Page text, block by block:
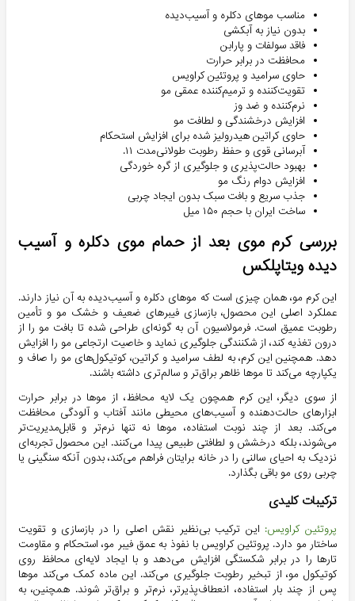
مناسب موهای دکلره و آسیب‌دیده
بدون نیاز به آبکشی
فاقد سولفات و پارابن
محافظت در برابر حرارت
حاوی سرامید و پروتئین کراویس
تقویت‌کننده و ترمیم‌کننده عمقی مو
نرم‌کننده و ضد وز
افزایش درخشندگی و لطافت مو
حاوی کراتین هیدرولیز شده برای افزایش استحکام
آبرسانی قوی و حفظ رطوبت طولانی‌مدت ۱۱.
بهبود حالت‌پذیری و جلوگیری از گره خوردگی
افزایش دوام رنگ مو
جذب سریع و بافت سبک بدون ایجاد چربی
ساخت ایران با حجم ۱۵۰ میل
بررسی کرم موی بعد از حمام موی دکلره و آسیب
دیده ویتاپلکس
این کرم مو، همان چیزی است که موهای دکلره و آسیب‌دیده به آن نیاز دارند.
عملکرد اصلی این محصول، بازسازی فیبرهای ضعیف و خشک مو و تأمین
رطوبت عمیق است. فرمولاسیون آن به گونه‌ای طراحی شده تا بافت مو را از
درون تغذیه کند، از شکنندگی جلوگیری نماید و خاصیت ارتجاعی مو را افزایش
دهد. همچنین این کرم، به لطف سرامید و کراتین، کوتیکول‌های مو را صاف و
یکپارچه می‌کند تا موها ظاهر براق‌تر و سالم‌تری داشته باشند.
از سوی دیگر، این کرم همچون یک لایه محافظ، از موها در برابر حرارت
ابزارهای حالت‌دهنده و آسیب‌های محیطی مانند آفتاب و آلودگی محافظت
می‌کند. بعد از چند نوبت استفاده، موها نه تنها نرم‌تر و قابل‌مدیریت‌تر
می‌شوند، بلکه درخشش و لطافتی طبیعی پیدا می‌کنند. این محصول تجربه‌ای
نزدیک به احیای سالنی را در خانه برایتان فراهم می‌کند، بدون آنکه سنگینی یا
چربی روی مو باقی بگذارد.
ترکیبات کلیدی
پروتئین کراویس: این ترکیب بی‌نظیر نقش اصلی را در بازسازی و تقویت
ساختار مو دارد. پروتئین کراویس با نفوذ به عمق فیبر مو، استحکام و مقاومت
تارها را در برابر شکستگی افزایش می‌دهد و با ایجاد لایه‌ای محافظ روی
کوتیکول مو، از تبخیر رطوبت جلوگیری می‌کند. این ماده کمک می‌کند موها
پس از چند بار استفاده، انعطاف‌پذیرتر، نرم‌تر و براق‌تر شوند. همچنین، به